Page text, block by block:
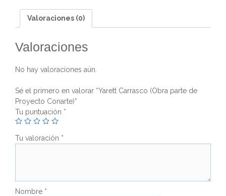
Valoraciones (0)
Valoraciones
No hay valoraciones aún.
Sé el primero en valorar “Yarett Carrasco (Obra parte de
Proyecto Conarte)”
Tu puntuación *
Tu valoración *
Nombre *